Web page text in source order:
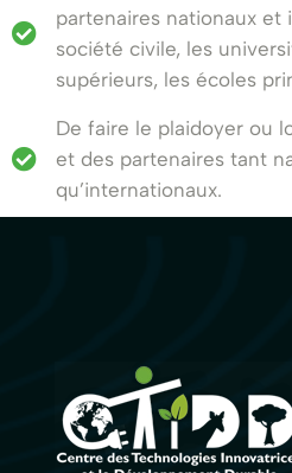
partenaires nationaux et
société civile, les
supérieurs, les écoles
De faire le plaidoyer ou
et des partenaires tant
qu’internationaux.